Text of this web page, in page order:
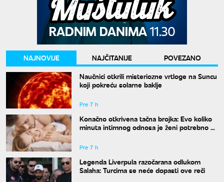
NAJNOVIJE NAJČITANIJE
POVEZANO
Naučnici otkrili misteriozne vrtloge na Suncu
koji pokreću solarne baklje
Pre 7 h
Konačno otkrivena tačna brojka: Evo koliko
minuta intimnog odnosa je ženi potrebno da
Pre 7 h
Legenda Liverpula razočarana odlukom
Salaha: Turcima se neće dopasti ove reči